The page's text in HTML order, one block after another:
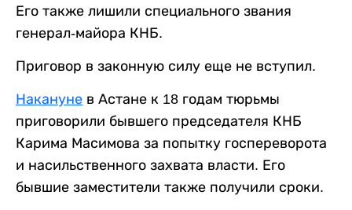
Его также лишили специального звания
генерал-майора КНБ.
Приговор в законную силу еще не вступил.
Накануне в Астане к 18 годам тюрьмы
приговорили бывшего председателя КНБ
Карима Масимова за попытку госпереворота
и насильственного захвата власти. Его
бывшие заместители также получили сроки.